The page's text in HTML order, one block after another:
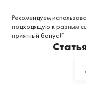
Рекомендуем
подходящую к разным
приятный бонус!”